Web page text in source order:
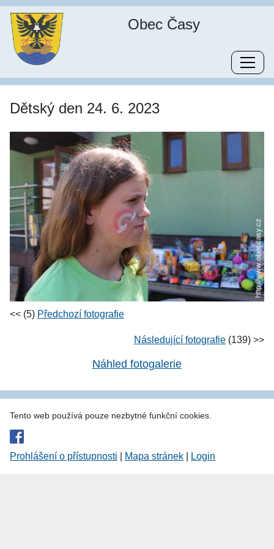
Obec Časy
Dětský den 24. 6. 2023
<< (5) Předchozí fotografie
Následující fotografie (139) >>
Náhled fotogalerie
Tento web používá pouze nezbytné funkční cookies.
Prohlášení o přístupnosti Mapa stránek Login